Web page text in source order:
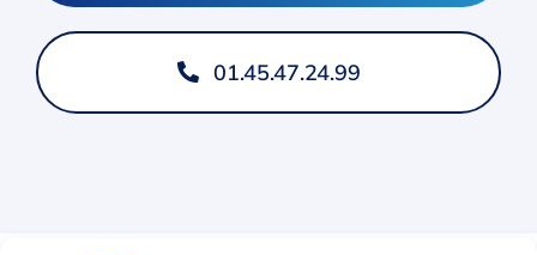
01.45.47.24.99